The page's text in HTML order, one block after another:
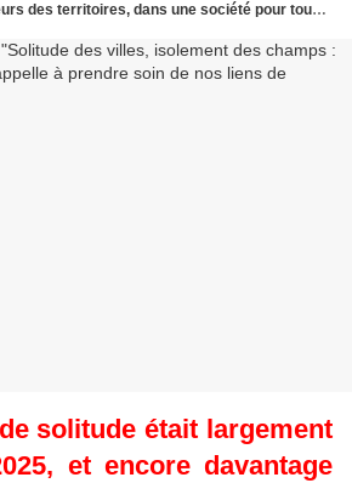
territoires, dans une société pour tous les âges
solitude était largement
et encore davantage